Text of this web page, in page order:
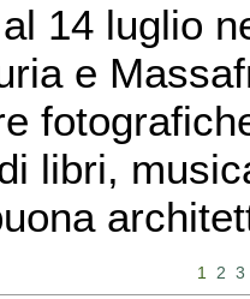
14 luglio
e
libri,
1 2 3